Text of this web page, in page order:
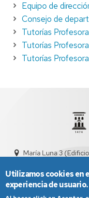
Equipo de
Consejo de
Tutorías
Tutorías
Tutorías
María Luna 3
Utilizamos cookies en
experiencia de usuario.